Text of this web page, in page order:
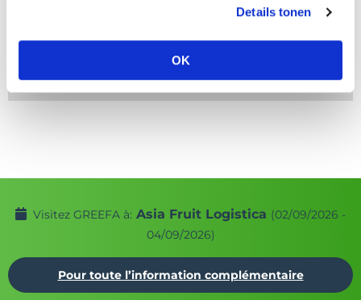
Details tonen
OK
Visitez GREEFA à: Asia Fruit Logistica (02/09/2026 -
04/09/2026)
Pour toute l’information complémentaire